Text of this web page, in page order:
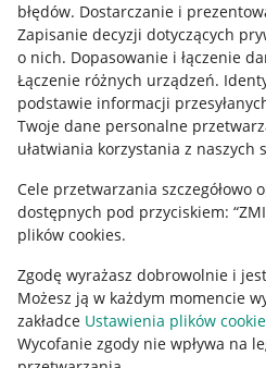
błędów. Dostarczanie i
Zapisanie decyzji dotyczących
o nich. Dopasowanie i łączenie
Łączenie różnych urządzeń.
podstawie informacji
Twoje dane personalne
ułatwiania korzystania z naszych
Cele przetwarzania szczegółowo
dostępnych pod przyciskiem:
plików cookies.
Zgodę wyrażasz dobrowolnie i
Możesz ją w każdym momencie
zakładce Ustawienia plików
Wycofanie zgody nie wpływa na
Informacje prawne
Regulamin
Polityka plików "cookies"
Ustawienia plików "cookies"
Udostępnianie lokalizacji
Informacje dla Aktu o Usługach
Pobierz aplikację